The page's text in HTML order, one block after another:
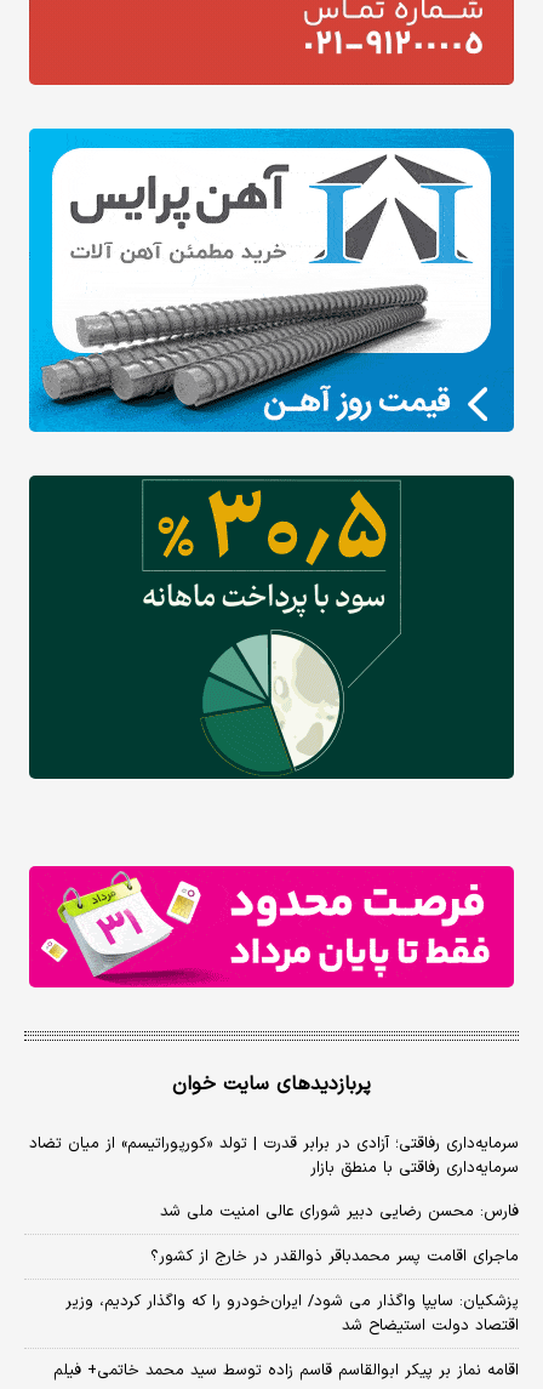
پربازدیدهای سایت خوان
سرمایه‌داری رفاقتی؛ آزادی در برابر قدرت | تولد «کورپوراتیسم» از میان تضاد
سرمایه‌داری رفاقتی با منطق بازار
فارس: محسن رضایی دبیر شورای عالی امنیت ملی شد
ماجرای اقامت پسر محمدباقر ذوالقدر در خارج از کشور؟
پزشکیان: سایپا واگذار می شود/ ایران‌خودرو را که واگذار کردیم، وزیر
اقتصاد دولت استیضاح شد
اقامه نماز بر پیکر ابوالقاسم قاسم زاده توسط سید محمد خاتمی+ فیلم